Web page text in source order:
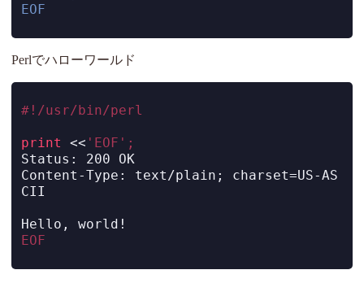
EOF
Perlでハローワールド
#!/usr/bin/perl
print << 'EOF';
Status: 200 OK
Content-Type: text/plain; charset=US-AS
CII
Hello, world!
EOF